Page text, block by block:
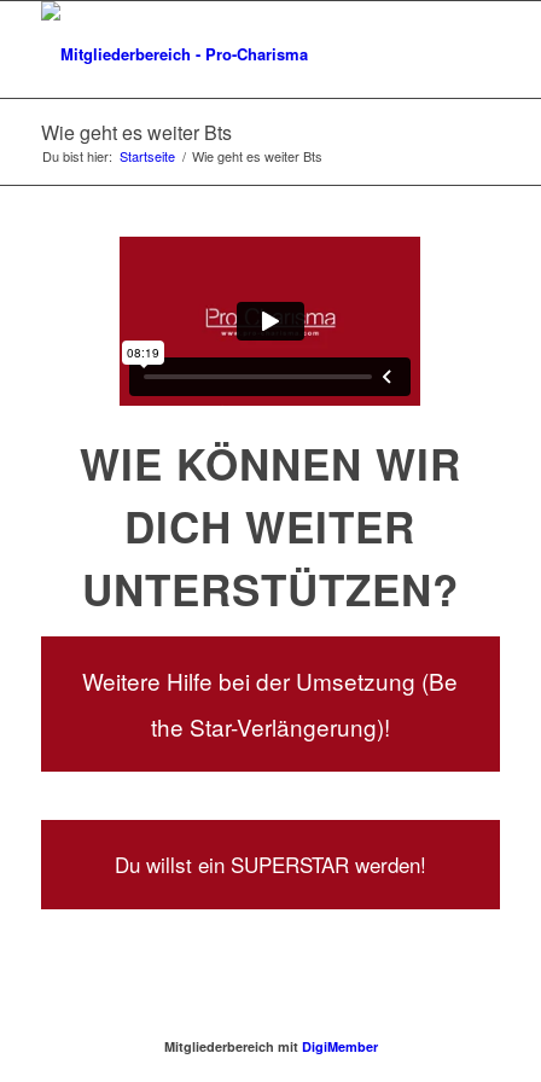
Wie geht es weiter Bts
Du bist hier: Startseite / Wie geht es weiter Bts
WIE KÖNNEN WIR
DICH WEITER
UNTERSTÜTZEN?
Weitere Hilfe bei der Umsetzung (Be
the Star-Verlängerung)!
Du willst ein SUPERSTAR werden!
Mitgliederbereich mit DigiMember